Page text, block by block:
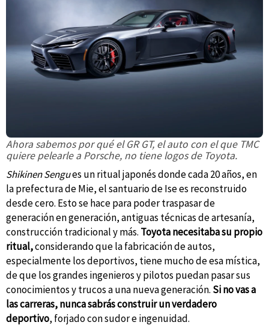
Ahora sabemos por qué el GR GT, el auto con el que TMC
quiere pelearle a Porsche, no tiene logos de Toyota.
Shikinen Sengues un ritual japonés donde cada 20 años, en
la prefectura de Mie, el santuario de Ise es reconstruido
desde cero. Esto se hace para poder traspasar de
generación en generación, antiguas técnicas de artesanía,
construcción tradicional y más. Toyota necesitaba su propio
ritual,considerando que la fabricación de autos,
especialmente los deportivos, tiene mucho de esa mística,
de que los grandes ingenieros y pilotos puedan pasar sus
conocimientos y trucos a una nueva generación. Si no vas a
las carreras, nunca sabrás construir un verdadero
deportivo, forjado con sudor e ingenuidad.